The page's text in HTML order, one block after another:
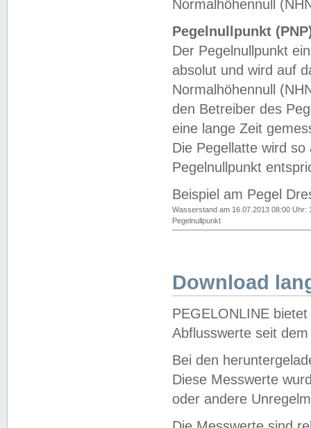
Normalhöhennull
Pegelnullpunkt
Der Pegelnullpunkt
absolut und wird auf
Normalhöhennull
den Betreiber des
eine lange Zeit
Die Pegellatte wird
Pegelnullpunkt
Beispiel am Pegel
Wasserstand am 16.07.2013 08:00 Uhr:
Pegelnullpunkt
Download
PEGELONLINE
Abflusswerte seit
Bei den
Diese Messwerte
oder andere